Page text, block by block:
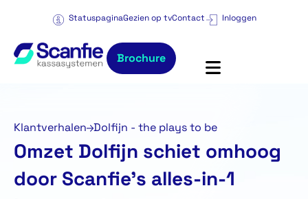
StatuspaginaGezien op tvContact Inloggen
Brochure
Klantverhalen Dolfijn - the plays to be
Omzet Dolfijn schiet omhoog
door Scanfie’s alles-in-1